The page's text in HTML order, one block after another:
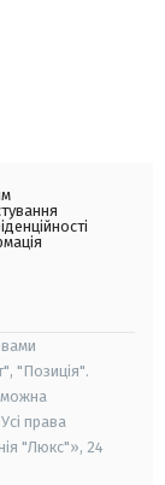
"Позиція".
можна
права
"Люкс"», 24